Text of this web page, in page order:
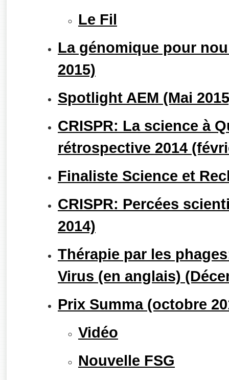
Le Fil
La génomique pour
2015)
Spotlight AEM (Mai
CRISPR: La science à
rétrospective 2014
Finaliste Science et
CRISPR: Percées
2014)
Thérapie par les
Virus (en anglais)
Prix Summa (octobre
Vidéo
Nouvelle FSG